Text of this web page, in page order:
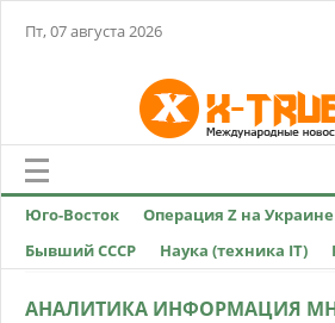
Пт, 07 августа 2026
Юго-Восток Операция Z на Украине
Бывший СССР
Наука (техника IT)
АНАЛИТИКА ИНФОРМАЦИЯ